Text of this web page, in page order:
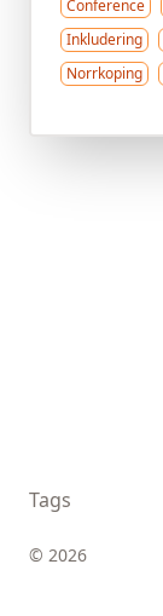
Conference
Inkludering
Norrkoping
Tags
© 2026